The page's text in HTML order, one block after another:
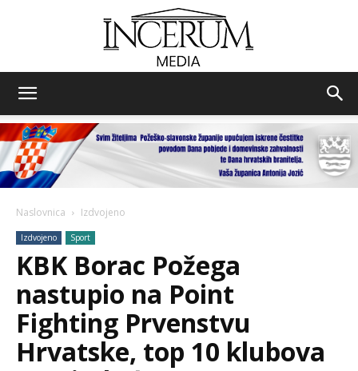
media
Naslovnica Izdvojeno
Izdvojeno Sport
KBK Borac Požega
nastupio na Point
Fighting Prvenstvu
Hrvatske, top 10 klubova